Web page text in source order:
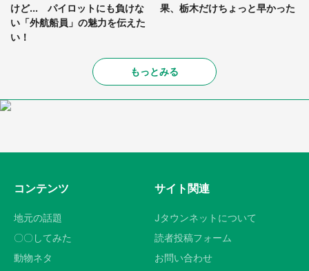
けど... パイロットにも負けな
い「外航船員」の魅力を伝えた
い！
果、栃木だけちょっと早かった
もっとみる
コンテンツ
地元の話題
〇〇してみた
動物ネタ
サイト関連
Jタウンネットについて
読者投稿フォーム
お問い合わせ